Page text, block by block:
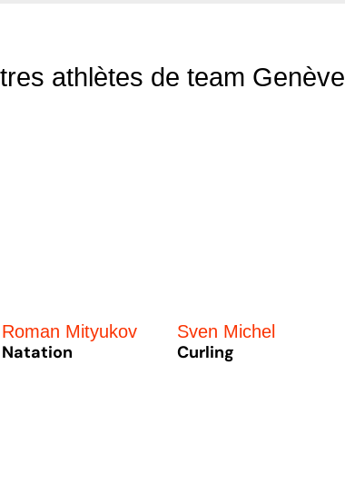
athlètes de team Genève
Roman Mityukov
Natation
Sven Michel
Curling